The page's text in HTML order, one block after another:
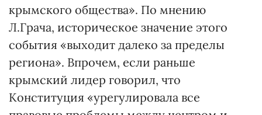
крымского общества». По мнению
Л.Грача, историческое значение этого
события «выходит далеко за пределы
региона». Впрочем, если раньше
крымский лидер говорил, что
Конституция «урегулировала все